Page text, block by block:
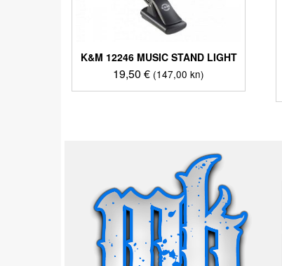
K&M 12246 MUSIC STAND LIGHT
19,50€ (147,00 kn)